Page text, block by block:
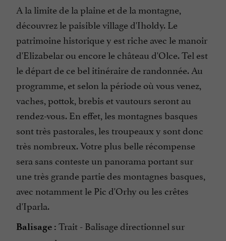
A la limite de la plaine et de la montagne,
découvrez le paisible village d'Iholdy. Le
patrimoine historique y est riche avec le manoir
d'Elizabelar ou encore le château d'Olce. Tel est
le départ de ce bel itinéraire de randonnée. Au
programme, et selon la période où vous venez,
vaches, pottok, brebis et vautours seront au
rendez-vous. En effet, les montagnes basques
sont très pastorales, les troupeaux y sont donc
très nombreux. Votre plus belle récompense
sera sans conteste un panorama portant sur
une très grande partie des montagnes basques,
avec notamment le Pic d'Orhy ou les crêtes
d'Iparla.
Balisage : Trait - Balisage directionnel sur